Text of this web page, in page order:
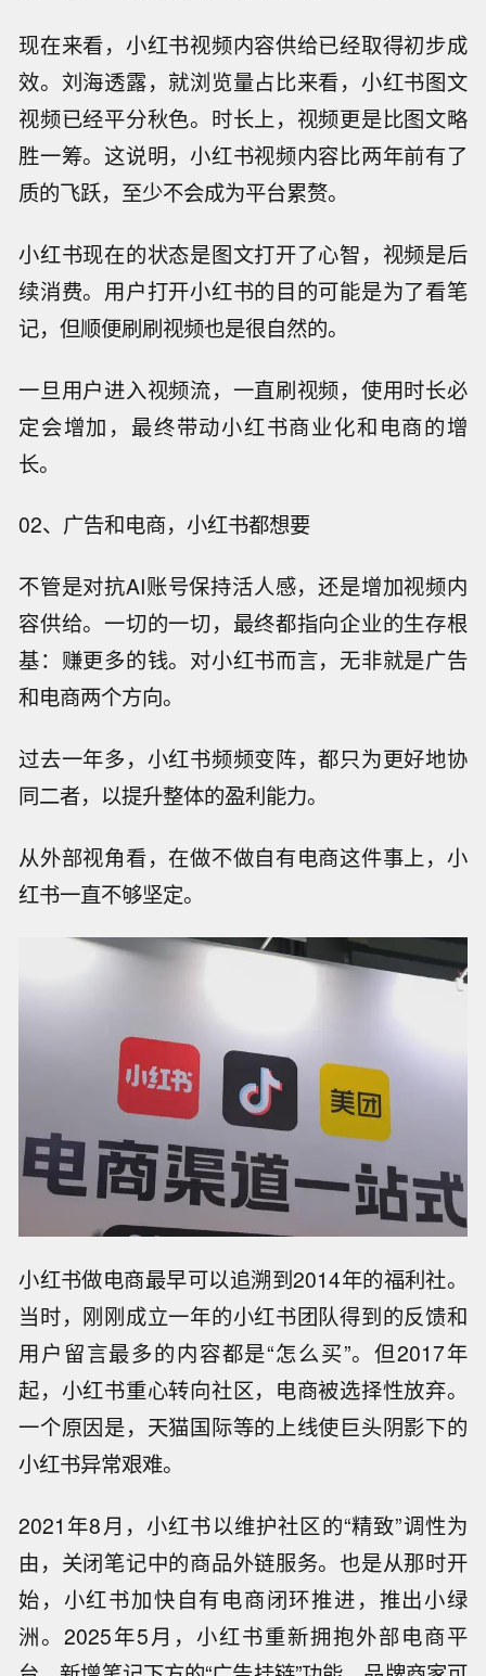
现在来看，小红书视频内容供给已经取得初步成
效。刘海透露，就浏览量占比来看，小红书图文
视频已经平分秋色。时长上，视频更是比图文略
胜一筹。这说明，小红书视频内容比两年前有了
质的飞跃，至少不会成为平台累赘。
小红书现在的状态是图文打开了心智，视频是后
续消费。用户打开小红书的目的可能是为了看笔
记，但顺便刷刷视频也是很自然的。
一旦用户进入视频流，一直刷视频，使用时长必
定会增加，最终带动小红书商业化和电商的增
长。
02、广告和电商，小红书都想要
不管是对抗AI账号保持活人感，还是增加视频内
容供给。一切的一切，最终都指向企业的生存根
基：赚更多的钱。对小红书而言，无非就是广告
和电商两个方向。
过去一年多，小红书频频变阵，都只为更好地协
同二者，以提升整体的盈利能力。
从外部视角看，在做不做自有电商这件事上，小
红书一直不够坚定。
小红书做电商最早可以追溯到2014年的福利社。
当时，刚刚成立一年的小红书团队得到的反馈和
用户留言最多的内容都是“怎么买”。但2017年
起，小红书重心转向社区，电商被选择性放弃。
一个原因是，天猫国际等的上线使巨头阴影下的
小红书异常艰难。
2021年8月，小红书以维护社区的“精致”调性为
由，关闭笔记中的商品外链服务。也是从那时开
始，小红书加快自有电商闭环推进，推出小绿
洲。2025年5月，小红书重新拥抱外部电商平